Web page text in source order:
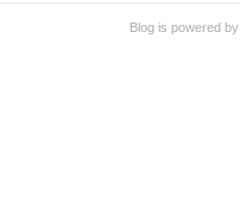
Blog is powered by